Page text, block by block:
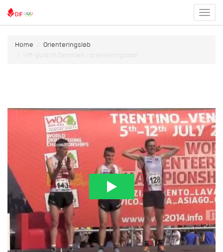
menu
Home
Orienteringsløb
VM-guld til Danmark i orienteringsløb!